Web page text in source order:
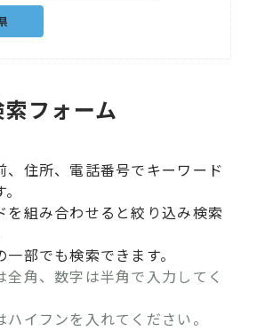
フォーム
、住所、電話番号でキーワード
を組み合わせると絞り込み検索
部でも検索できます。
角、数字は半角で入力してく
イフンを入れてください。